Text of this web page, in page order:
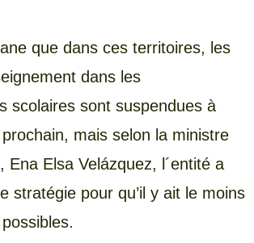
que dans ces territoires, les
dans les
scolaires sont suspendues à
mais selon la ministre
Ena Elsa Velázquez, l´entité a
stratégie pour qu’il y ait le moins